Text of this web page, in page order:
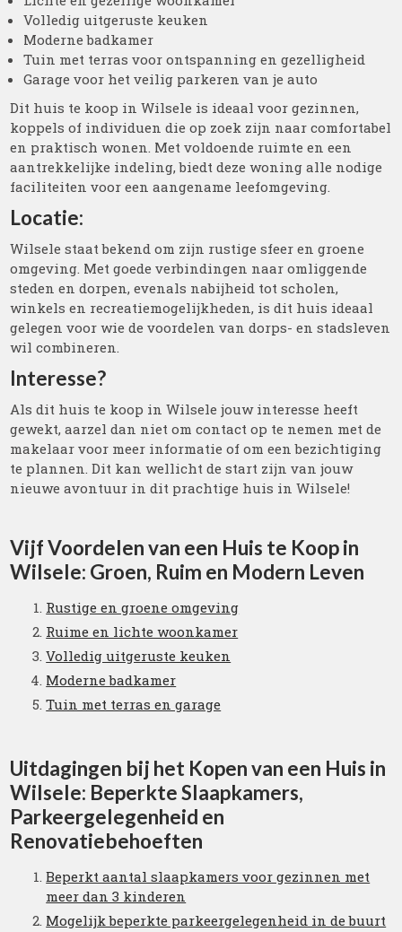
Volledig uitgeruste keuken
Moderne badkamer
Tuin met terras voor ontspanning en gezelligheid
Garage voor het veilig parkeren van je auto
Dit huis te koop in Wilsele is ideaal voor gezinnen,
koppels of individuen die op zoek zijn naar comfortabel
en praktisch wonen. Met voldoende ruimte en een
aantrekkelijke indeling, biedt deze woning alle nodige
faciliteiten voor een aangename leefomgeving.
Locatie:
Wilsele staat bekend om zijn rustige sfeer en groene
omgeving. Met goede verbindingen naar omliggende
steden en dorpen, evenals nabijheid tot scholen,
winkels en recreatiemogelijkheden, is dit huis ideaal
gelegen voor wie de voordelen van dorps- en stadsleven
wil combineren.
Interesse?
Als dit huis te koop in Wilsele jouw interesse heeft
gewekt, aarzel dan niet om contact op te nemen met de
makelaar voor meer informatie of om een bezichtiging
te plannen. Dit kan wellicht de start zijn van jouw
nieuwe avontuur in dit prachtige huis in Wilsele!
Vijf Voordelen van een Huis te Koop in
Wilsele: Groen, Ruim en Modern Leven
Rustige en groene omgeving
Ruime en lichte woonkamer
Volledig uitgeruste keuken
Moderne badkamer
Tuin met terras en garage
Uitdagingen bij het Kopen van een Huis in
Wilsele: Beperkte Slaapkamers,
Parkeergelegenheid en
Renovatiebehoeften
Beperkt aantal slaapkamers voor gezinnen met
meer dan 3 kinderen
Mogelijk beperkte parkeergelegenheid in de buurt